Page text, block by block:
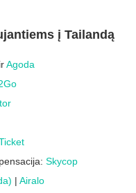
į Tailandą
irAgoda
Skycop
| Airalo